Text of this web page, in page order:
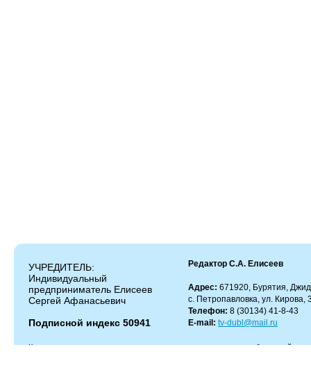
УЧРЕДИТЕЛЬ:
Индивидуальный
предприниматель Елисеев
Сергей Афанасьевич
Подписной индекс 50941
Редактор С.А. Елисеев
Адрес: 671920, Бурятия,
с. Петропавловка, ул. Кирова,
Телефон: 8 (30134) 41-8-43
E-mail: tv-dubl@mail.ru
Копирование и цитирование материалов разрешено только с работающей